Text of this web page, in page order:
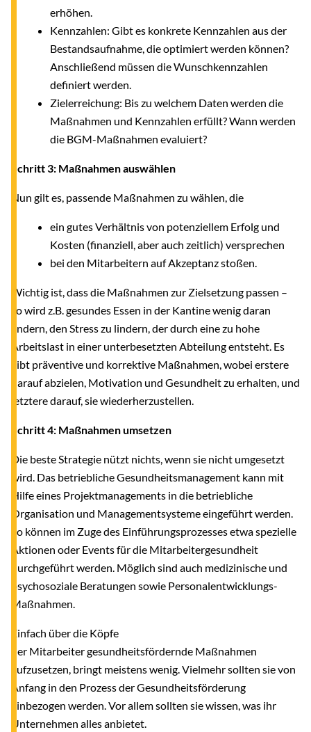
erhöhen.
Kennzahlen: Gibt es konkrete Kennzahlen aus der
Bestandsaufnahme, die optimiert werden können?
Anschließend müssen die Wunschkennzahlen
definiert werden.
Zielerreichung: Bis zu welchem Daten werden die
Maßnahmen und Kennzahlen erfüllt? Wann werden
die BGM-Maßnahmen evaluiert?
Schritt 3: Maßnahmen auswählen
Nun gilt es, passende Maßnahmen zu wählen, die
ein gutes Verhältnis von potenziellem Erfolg und
Kosten (finanziell, aber auch zeitlich) versprechen
bei den Mitarbeitern auf Akzeptanz stoßen.
Wichtig ist, dass die Maßnahmen zur Zielsetzung passen –
so wird z.B. gesundes Essen in der Kantine wenig daran
ändern, den Stress zu lindern, der durch eine zu hohe
Arbeitslast in einer unterbesetzten Abteilung entsteht. Es
gibt präventive und korrektive Maßnahmen, wobei erstere
darauf abzielen, Motivation und Gesundheit zu erhalten, und
letztere darauf, sie wiederherzustellen.
Schritt 4: Maßnahmen umsetzen
Die beste Strategie nützt nichts, wenn sie nicht umgesetzt
wird. Das betriebliche Gesundheitsmanagement kann mit
Hilfe eines Projektmanagements in die betriebliche
Organisation und Managementsysteme eingeführt werden.
So können im Zuge des Einführungsprozesses etwa spezielle
Aktionen oder Events für die Mitarbeitergesundheit
durchgeführt werden. Möglich sind auch medizinische und
psychosoziale Beratungen sowie Personalentwicklungs-
Maßnahmen.
Einfach über die Köpfe
der Mitarbeiter gesundheitsfördernde Maßnahmen
aufzusetzen, bringt meistens wenig. Vielmehr sollten sie von
Anfang in den Prozess der Gesundheitsförderung
einbezogen werden. Vor allem sollten sie wissen, was ihr
Unternehmen alles anbietet.